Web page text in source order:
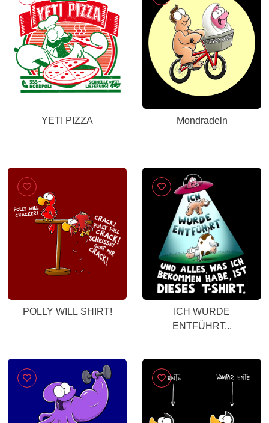
YETI PIZZA Mondradeln
POLLY WILL SHIRT!
ICH WURDE
ENTFÜHRT...